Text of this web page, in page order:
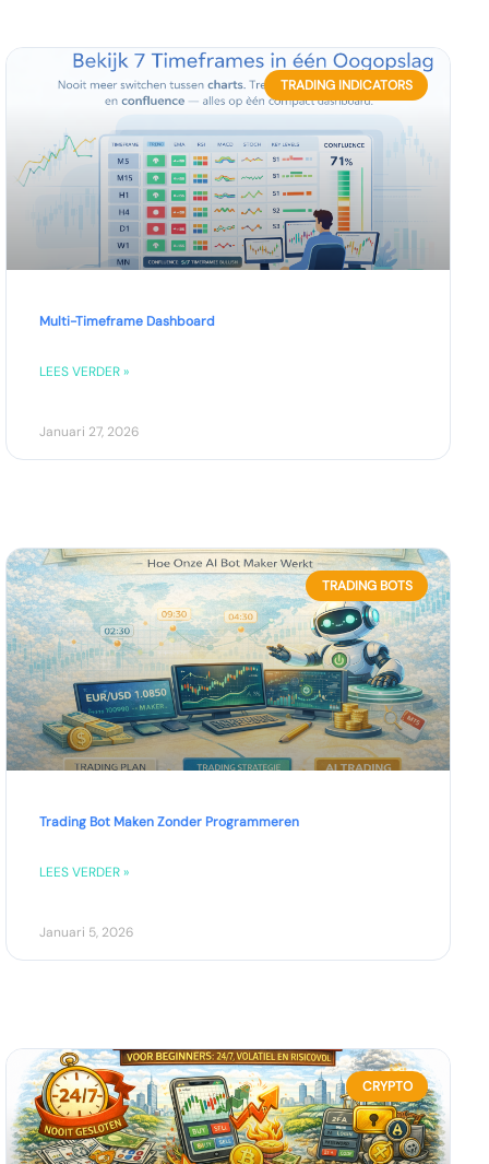
TRADING INDICATORS
Multi-Timeframe Dashboard
LEES VERDER »
Januari 27, 2026
TRADING BOTS
Trading Bot Maken Zonder Programmeren
LEES VERDER »
Januari 5, 2026
CRYPTO